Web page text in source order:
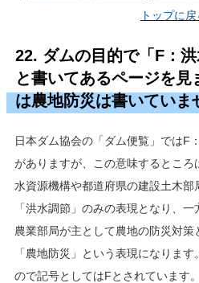
トップに戻
22. ダムの目的で「F：洪
と書いてあるページを
は農地防災は書いていま
日本ダム協会の「ダム便覧」ではF
がありますが、この意味するところ
水資源機構や都道府県の建設土木
「洪水調節」のみの表現となり、
農業部局が主として農地の防災対
「農地防災」という表現になりま
ので記号としてはFとされています